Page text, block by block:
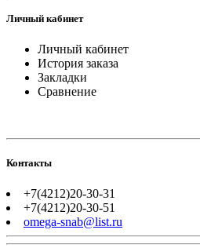
Личный кабинет
Личный кабинет
История заказа
Закладки
Сравнение
Контакты
+7(4212)20-30-31
+7(4212)20-30-51
omega-snab@list.ru